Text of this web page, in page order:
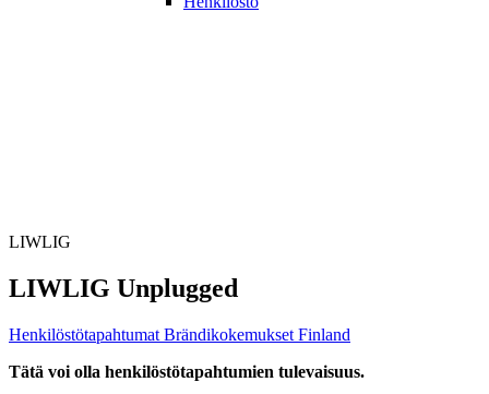
LIWLIG
LIWLIG Unplugged
Henkilöstö­tapahtumat Brändi­kokemukset Finland
Tätä voi olla henkilöstötapahtumien tulevaisuus.